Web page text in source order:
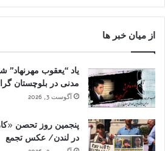
از میان خبر ها
یاد “یعقوب مهرنهاد”
مدنی در بلوچستان
آگوست 3, 2026
پنجمین روز تحصن
در لندن/ عکس تجمع